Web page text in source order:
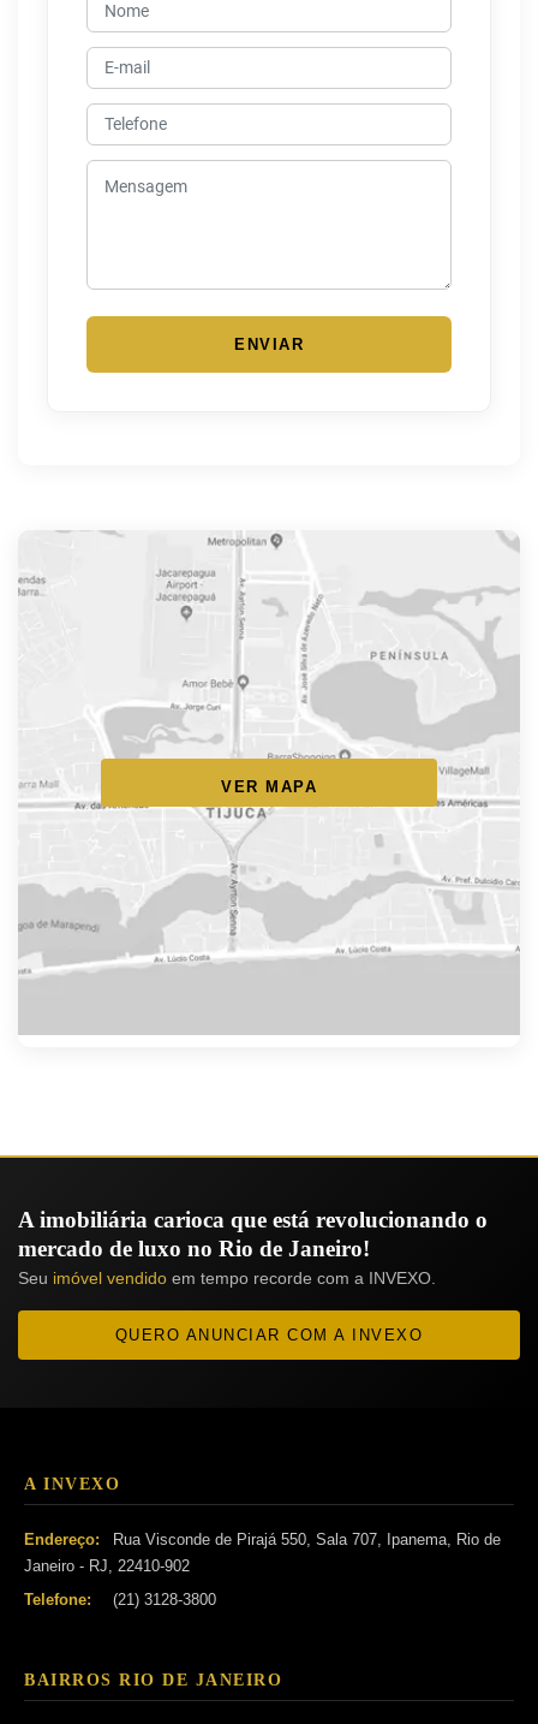
VER MAPA
ENVIAR
A imobiliária carioca que está revolucionando o
mercado de luxo no Rio de Janeiro!
Seu imóvel vendido em tempo recorde com a INVEXO.
QUERO ANUNCIAR COM A INVEXO
A INVEXO
Endereço:
Rua Visconde de Pirajá 550, Sala 707, Ipanema, Rio de
Janeiro - RJ, 22410-902
Telefone:
(21) 3128-3800
BAIRROS RIO DE JANEIRO